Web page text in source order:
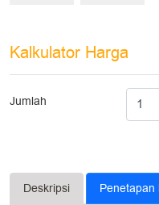
Kalkulator Harga
Jumlah
Deskripsi Penetapan